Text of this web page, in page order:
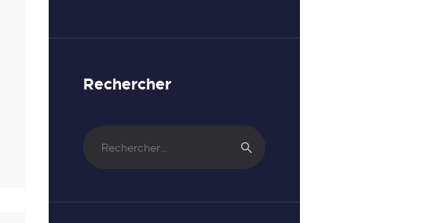
Rechercher